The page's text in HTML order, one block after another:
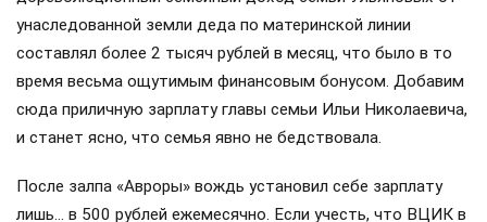
унаследованной земли деда по материнской линии
составлял более 2 тысяч рублей в месяц, что было в то
время весьма ощутимым финансовым бонусом. Добавим
сюда приличную зарплату главы семьи Ильи Николаевича,
и станет ясно, что семья явно не бедствовала.
После залпа «Авроры» вождь установил себе зарплату
лишь… в 500 рублей ежемесячно. Если учесть, что ВЦИК в